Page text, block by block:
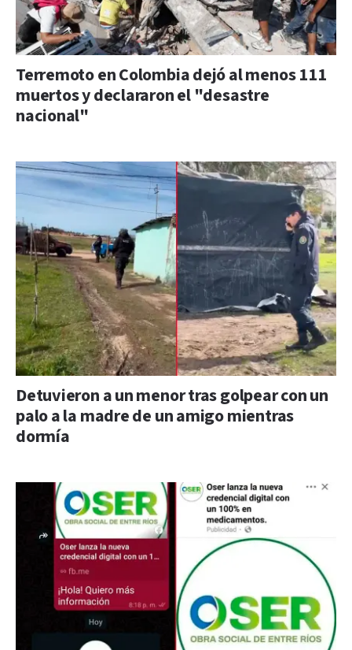
Terremoto en Colombia dejó al menos 111
muertos y declararon el "desastre
nacional"
Detuvieron a un menor tras golpear con un
palo a la madre de un amigo mientras
dormía